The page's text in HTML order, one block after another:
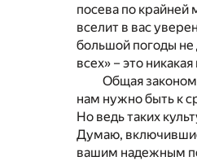
посева по
вселит в вас
большой погоды
всех» – это
Общая
нам нужно быть к
Но ведь таких
Думаю,
вашим надежным